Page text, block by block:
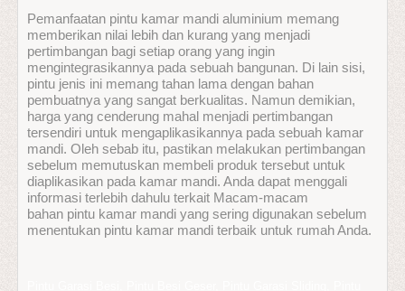
Pemanfaatan pintu kamar mandi aluminium memang
memberikan nilai lebih dan kurang yang menjadi
pertimbangan bagi setiap orang yang ingin
mengintegrasikannya pada sebuah bangunan. Di lain sisi,
pintu jenis ini memang tahan lama dengan bahan
pembuatnya yang sangat berkualitas. Namun demikian,
harga yang cenderung mahal menjadi pertimbangan
tersendiri untuk mengaplikasikannya pada sebuah kamar
mandi. Oleh sebab itu, pastikan melakukan pertimbangan
sebelum memutuskan membeli produk tersebut untuk
diaplikasikan pada kamar mandi. Anda dapat menggali
informasi terlebih dahulu terkait Macam-macam
bahan pintu kamar mandi yang sering digunakan sebelum
menentukan pintu kamar mandi terbaik untuk rumah Anda.